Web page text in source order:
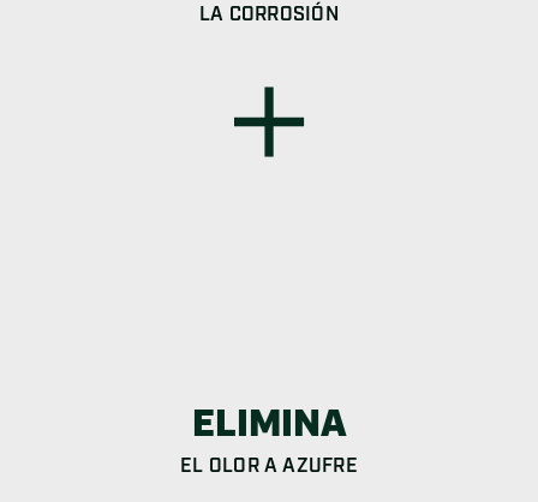
LA CORROSIÓN
ELIMINA
EL OLOR A AZUFRE